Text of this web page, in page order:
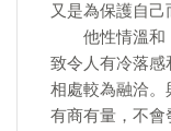
又是為保護自己
他性情溫和，
致令人有冷落感
相處較為融洽
有商有量，不會